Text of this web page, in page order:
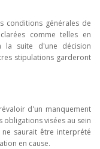
conditions générales de
comme telles en
la suite d'une décision
stipulations garderont
d'un manquement
visées au sein
saurait être interprété
en cause.